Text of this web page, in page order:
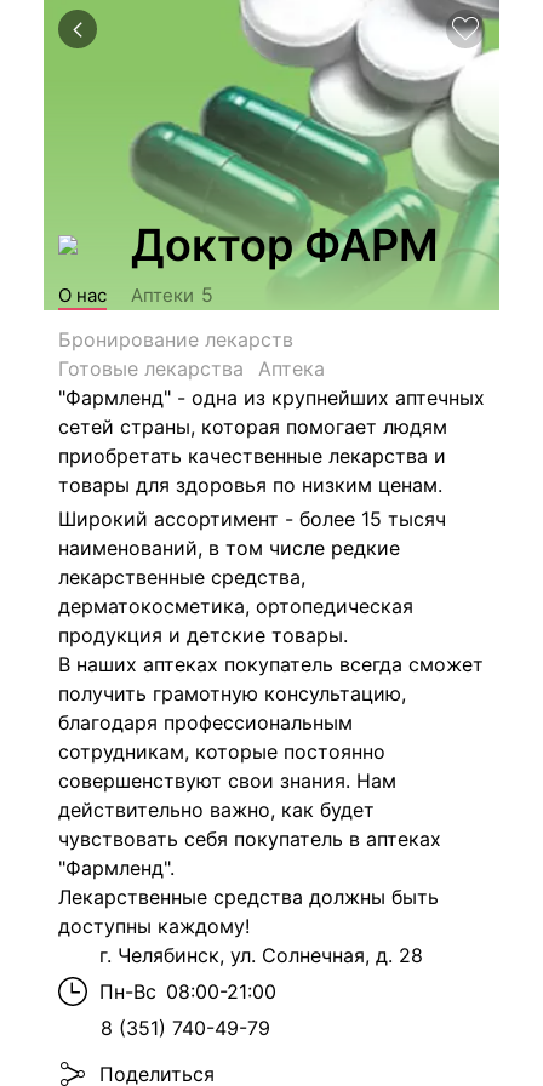
Доктор ФАРМ
О нас Аптеки 5
Бронирование лекарств
Готовые лекарства
Аптека
"Фармленд" - одна из крупнейших аптечных
сетей страны, которая помогает людям
приобретать качественные лекарства и
товары для здоровья по низким ценам.
Широкий ассортимент - более 15 тысяч
наименований, в том числе редкие
лекарственные средства,
дерматокосметика, ортопедическая
продукция и детские товары.
В наших аптеках покупатель всегда сможет
получить грамотную консультацию,
благодаря профессиональным
сотрудникам, которые постоянно
совершенствуют свои знания. Нам
действительно важно, как будет
чувствовать себя покупатель в аптеках
"Фармленд".
Лекарственные средства должны быть
доступны каждому!
г. Челябинск, ул. Солнечная, д. 28
Пн-Вс 08:00-21:00
8 (351) 740-49-79
Поделиться